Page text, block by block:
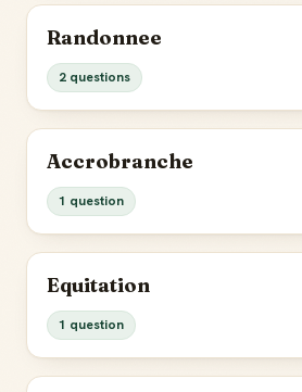
Randonnee
2 questions
Accrobranche
1 question
Equitation
1 question